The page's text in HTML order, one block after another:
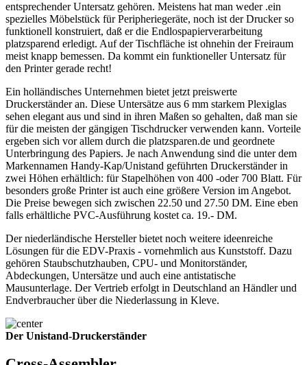
entsprechender Untersatz gehören. Meistens hat man weder .ein
spezielles Möbelstück für Peripheriegeräte, noch ist der Drucker so
funktionell konstruiert, daß er die Endlospapierverarbeitung
platzsparend erledigt. Auf der Tischfläche ist ohnehin der Freiraum
meist knapp bemessen. Da kommt ein funktioneller Untersatz für
den Printer gerade recht!
Ein holländisches Unternehmen bietet jetzt preiswerte
Druckerständer an. Diese Untersätze aus 6 mm starkem Plexiglas
sehen elegant aus und sind in ihren Maßen so gehalten, daß man sie
für die meisten der gängigen Tischdrucker verwenden kann. Vorteile
ergeben sich vor allem durch die platzsparen.de und geordnete
Unterbringung des Papiers. Je nach Anwendung sind die unter dem
Markennamen Handy-Kap/Unistand geführten Druckerständer in
zwei Höhen erhältlich: für Stapelhöhen von 400 -oder 700 Blatt. Für
besonders große Printer ist auch eine größere Version im Angebot.
Die Preise bewegen sich zwischen 22.50 und 27.50 DM. Eine eben
falls erhältliche PVC-Ausführung kostet ca. 19.- DM.
Der niederländische Hersteller bietet noch weitere ideenreiche
Lösungen für die EDV-Praxis - vornehmlich aus Kunststoff. Dazu
gehören Staubschutzhauben, CPU- und Monitorständer,
Abdeckungen, Untersätze und auch eine antistatische
Mausunterlage. Der Vertrieb erfolgt in Deutschland an Händler und
Endverbraucher über die Niederlassung in Kleve.
Der Unistand-Druckerständer